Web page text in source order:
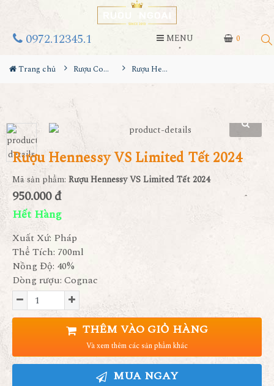
0
0972.12345.1 MENU
Trang chủ Rượu Cognac Rượu Hennessy VS Limited Tết 2024
Rượu Hennessy VS Limited Tết 2024
Mã sản phẩm: Rượu Hennessy VS Limited Tết 2024
950.000 đ
Hết Hàng
Xuất Xứ: Pháp
Thể Tích: 700ml
Nồng Độ: 40%
Dòng rượu: Cognac
THÊM VÀO GIỎ HÀNG
Và xem thêm các sản phẩm khác
MUA NGAY